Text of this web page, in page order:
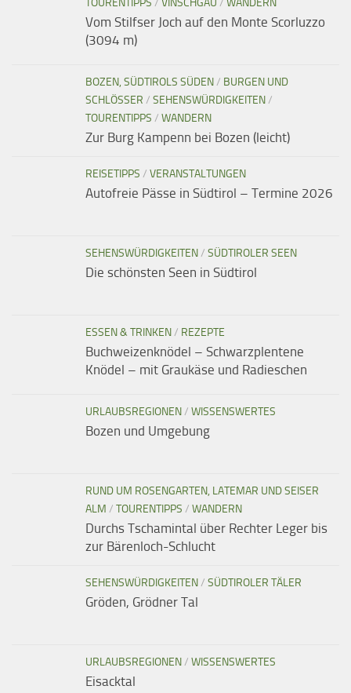
TOURENTIPPS / VINSCHGAU / WANDERN
Vom Stilfser Joch auf den Monte Scorluzzo
(3094 m)
BOZEN, SÜDTIROLS SÜDEN/ BURGEN UND
SCHLÖSSER / SEHENSWÜRDIGKEITEN/
TOURENTIPPS / WANDERN
Zur Burg Kampenn bei Bozen (leicht)
REISETIPPS / VERANSTALTUNGEN
Autofreie Pässe in Südtirol – Termine 2026
SEHENSWÜRDIGKEITEN/ SÜDTIROLER SEEN
Die schönsten Seen in Südtirol
ESSEN & TRINKEN/ REZEPTE
Buchweizenknödel – Schwarzplentene
Knödel – mit Graukäse und Radieschen
URLAUBSREGIONEN/ WISSENSWERTES
Bozen und Umgebung
RUND UM ROSENGARTEN, LATEMAR UND SEISER
ALM / TOURENTIPPS / WANDERN
Durchs Tschamintal über Rechter Leger bis
zur Bärenloch-Schlucht
SEHENSWÜRDIGKEITEN/ SÜDTIROLER TÄLER
Gröden, Grödner Tal
URLAUBSREGIONEN/ WISSENSWERTES
Eisacktal